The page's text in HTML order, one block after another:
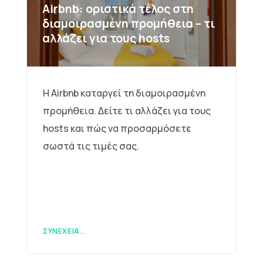
Airbnb: οριστικά τέλος στη
διαμοιρασμένη προμήθεια – τι
αλλάζει για τους hosts
Η Airbnb καταργεί τη διαμοιρασμένη
προμήθεια. Δείτε τι αλλάζει για τους
hosts και πώς να προσαρμόσετε
σωστά τις τιμές σας.
ΣΥΝΈΧΕΙΑ...